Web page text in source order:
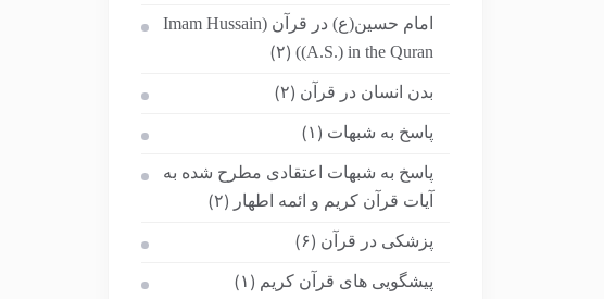
امام حسین(ع) در قرآن (Imam Hussain
(A.S.) in the Quran)
(۲)
بدن انسان در قرآن (۲)
پاسخ به شبهات (۱)
پاسخ به شبهات اعتقادی مطرح شده به
آیات قرآن کریم و ائمه اطهار
(۲)
پزشکی در قرآن (۶)
پیشگویی های قرآن کریم (۱)